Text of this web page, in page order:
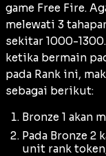
game Free Fire.
melewati 3
sekitar 1000-
ketika bermain
pada Rank ini,
sebagai berikut:
Bronze 1 akan
Pada Bronze 2
unit rank